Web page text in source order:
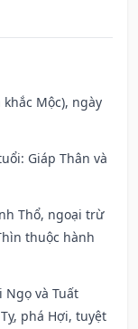
Mộc), ngày
Giáp Thân và
Thổ, ngoại trừ
thuộc hành
và Tuất
phá Hợi, tuyệt